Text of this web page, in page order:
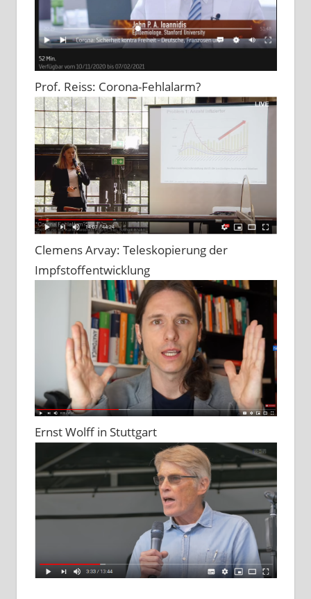
Prof. Reiss: Corona-Fehlalarm?
Clemens Arvay: Teleskopierung der
Impfstoffentwicklung
Ernst Wolff in Stuttgart